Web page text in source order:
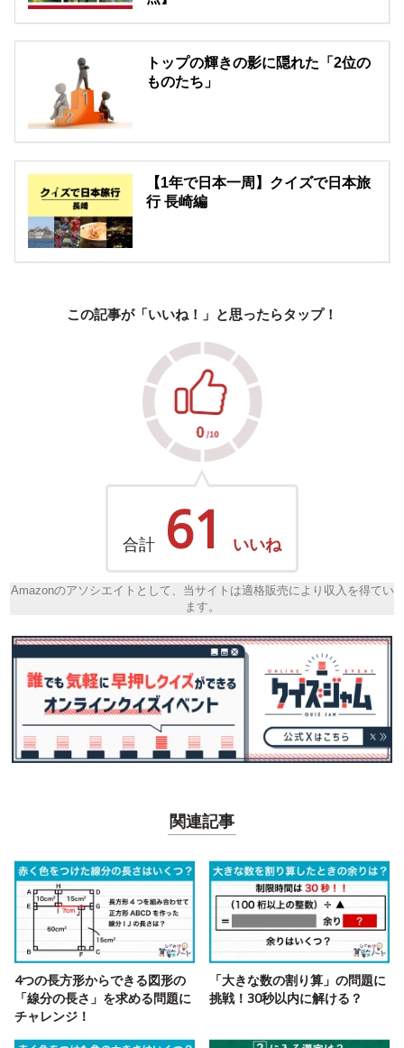
トップの輝きの影に隠れた「2位の
ものたち」
【1年で日本一周】クイズで日本旅
行 長崎編
この記事が「いいね！」と思ったらタップ！
合計 61 いいね
Amazonのアソシエイトとして、当サイトは適格販売により収入を得てい
ます。
関連記事
4つの長方形からできる図形の
「線分の長さ」を求める問題に
チャレンジ！
「大きな数の割り算」の問題に
挑戦！30秒以内に解ける？